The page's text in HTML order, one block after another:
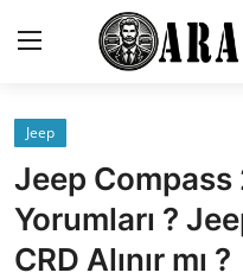
Genel
İletişim
Karşılaştırmalar
Jeep
Jeep Compass
Yorumları ?
CRD Alınır mı ?